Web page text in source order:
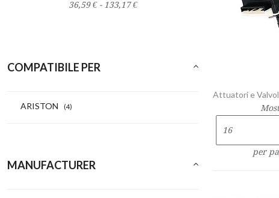
COMPATIBILE PER
ARISTON (4)
MANUFACTURER
Attuatori e
per